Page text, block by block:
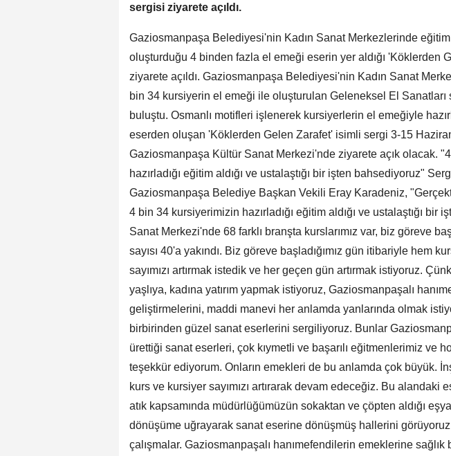
sergisi ziyarete açıldı.
Gaziosmanpaşa Belediyesi'nin Kadın Sanat Merkezlerinde
oluşturduğu 4 binden fazla el emeği eserin yer aldığı 'Köklerden
ziyarete açıldı. Gaziosmanpaşa Belediyesi'nin Kadın Sanat
bin 34 kursiyerin el emeği ile oluşturulan Geleneksel El
buluştu. Osmanlı motifleri işlenerek kursiyerlerin el emeğiyle
eserden oluşan 'Köklerden Gelen Zarafet' isimli sergi 3-15
Gaziosmanpaşa Kültür Sanat Merkezi'nde ziyarete açık olacak.
hazırladığı eğitim aldığı ve ustalaştığı bir işten bahsediyoruz"
Gaziosmanpaşa Belediye Başkan Vekili Eray Karadeniz,
4 bin 34 kursiyerimizin hazırladığı eğitim aldığı ve ustalaştığı bir
Sanat Merkezi'nde 68 farklı branşta kurslarımız var, biz göreve
sayısı 40'a yakındı. Biz göreve başladığımız gün itibariyle hem
sayımızı artırmak istedik ve her geçen gün artırmak istiyoruz.
yaşlıya, kadına yatırım yapmak istiyoruz, Gaziosmanpaşalı
geliştirmelerini, maddi manevi her anlamda yanlarında olmak
birbirinden güzel sanat eserlerini sergiliyoruz. Bunlar
ürettiği sanat eserleri, çok kıymetli ve başarılı eğitmenlerimiz ve
teşekkür ediyorum. Onların emekleri de bu anlamda çok büyük.
kurs ve kursiyer sayımızı artırarak devam edeceğiz. Bu alandaki
atık kapsamında müdürlüğümüzün sokaktan ve çöpten aldığı
dönüşüme uğrayarak sanat eserine dönüşmüş hallerini
çalışmalar. Gaziosmanpaşalı hanımefendilerin emeklerine sağlık